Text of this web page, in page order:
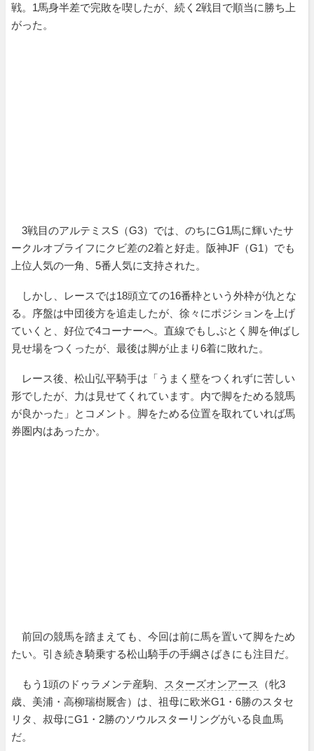
戦。1馬身半差で完敗を喫したが、続く2戦目で順当に勝ち上
がった。
3戦目のアルテミスS（G3）では、のちにG1馬に輝いたサ
ークルオブライフにクビ差の2着と好走。阪神JF（G1）でも
上位人気の一角、5番人気に支持された。
しかし、レースでは18頭立ての16番枠という外枠が仇とな
る。序盤は中団後方を追走したが、徐々にポジションを上げ
ていくと、好位で4コーナーへ。直線でもしぶとく脚を伸ばし
見せ場をつくったが、最後は脚が止まり6着に敗れた。
レース後、松山弘平騎手は「うまく壁をつくれずに苦しい
形でしたが、力は見せてくれています。内で脚をためる競馬
が良かった」とコメント。脚をためる位置を取れていれば馬
券圏内はあったか。
前回の競馬を踏まえても、今回は前に馬を置いて脚をため
たい。引き続き騎乗する松山騎手の手綱さばきにも注目だ。
もう1頭のドゥラメンテ産駒、 スターズオンアース
（牝3
歳、美浦・高柳瑞樹厩舎）は、祖母に欧米G1・6勝のスタセ
リタ、叔母にG1・2勝のソウルスターリングがいる良血馬
だ。